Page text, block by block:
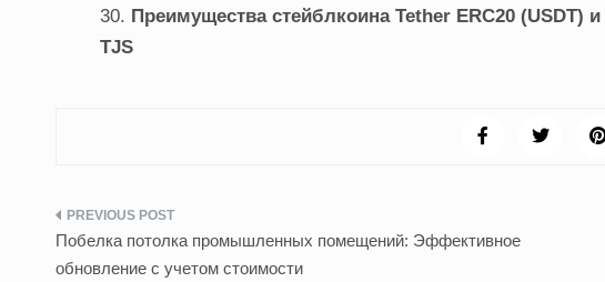
Преимущества стейблкоина Tether ERC20 (USDT)
TJS
Навигация
по
Побелка потолка промышленных помещений: Эффективное
обновление с учетом стоимости